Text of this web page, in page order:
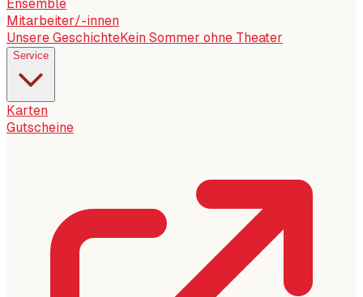
Ensemble
Mitarbeiter/-innen
Unsere GeschichteKein Sommer ohne Theater
Service
Karten
Gutscheine